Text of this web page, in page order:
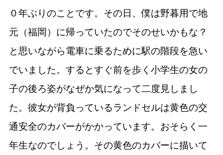
０年ぶりのことです。その日、僕は野暮用で地
元（福岡）に帰っていたのでそのせいかもな？
と思いながら電車に乗るために駅の階段を急い
でいました。するとすぐ前を歩く小学生の女の
子の後ろ姿がなぜか気になって二度見しまし
た。彼女が背負っているランドセルは黄色の交
通安全のカバーがかかっています。おそらく一
年生なのでしょう。その黄色のカバーに描いて